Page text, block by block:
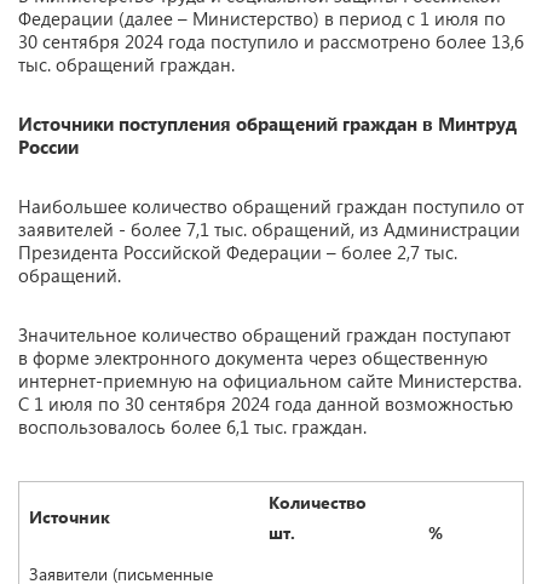
Федерации (далее – Министерство) в период с 1 июля по
30 сентября 2024 года поступило и рассмотрено более 13,6
тыс. обращений граждан.
Источники поступления обращений граждан в Минтруд
России
Наибольшее количество обращений граждан поступило от
заявителей - более 7,1 тыс. обращений, из Администрации
Президента Российской Федерации – более 2,7 тыс.
обращений.
Значительное количество обращений граждан поступают
в форме электронного документа через общественную
интернет-приемную на официальном сайте Министерства.
С 1 июля по 30 сентября 2024 года данной возможностью
воспользовалось более 6,1 тыс. граждан.
Источник
Количество
шт.
%
Заявители (письменные